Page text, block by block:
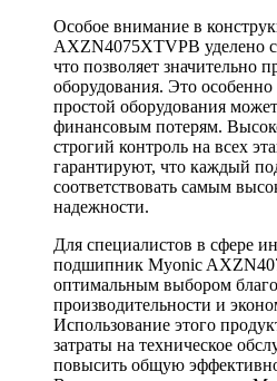
Особое внимание в
AXZN4075XTVPB уделено
что позволяет значительно
оборудования. Это
простой оборудования
финансовым потерям.
строгий контроль на всех
гарантируют, что каждый
соответствовать самым
надежности.
Для специалистов в сфере
подшипник Myonic
оптимальным выбором
производительности и
Использование этого
затраты на техническое
повысить общую